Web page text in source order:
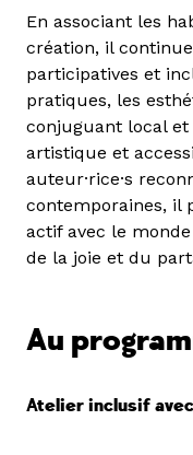
En associant les
création, il
participatives et
pratiques, les
conjuguant local
artistique et
auteur·rice·s
contemporaines, il
actif avec le
de la joie et du
Au
Atelier inclusif